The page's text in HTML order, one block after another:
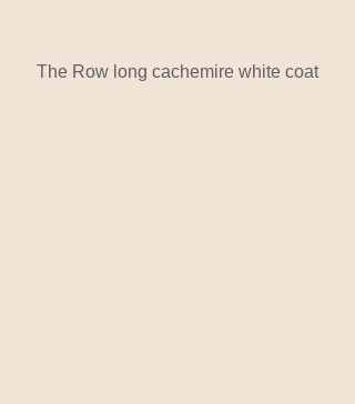
The Row long cachemire white coat